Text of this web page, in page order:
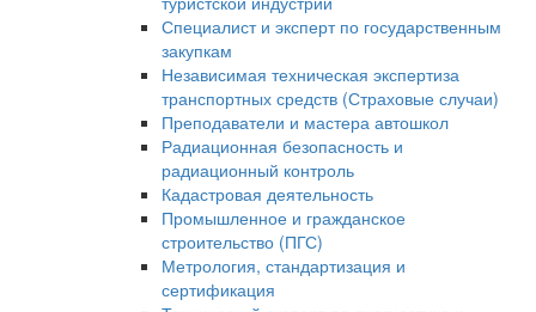
Специалист и эксперт по государственным
закупкам
Независимая техническая экспертиза
транспортных средств (Страховые случаи)
Преподаватели и мастера автошкол
Радиационная безопасность и
радиационный контроль
Кадастровая деятельность
Промышленное и гражданское
строительство (ПГС)
Метрология, стандартизация и
сертификация